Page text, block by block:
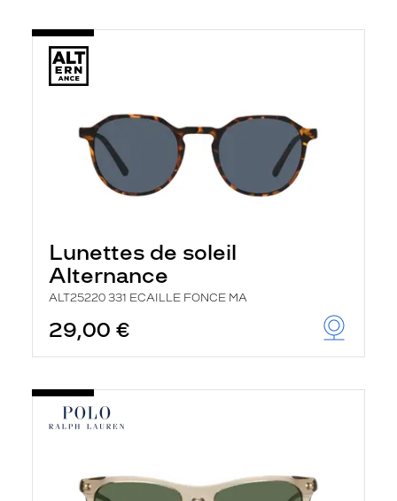
Lunettes de soleil
Alternance
ALT25220 331 ECAILLE FONCE MA
29,00 €